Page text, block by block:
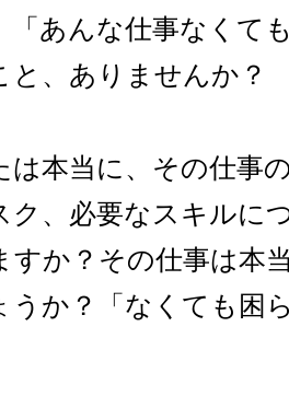
「あんな仕事なくて
と、ありませんか？
は本当に、その仕事
ク、必要なスキルに
すか？その仕事は本
うか？「なくても困